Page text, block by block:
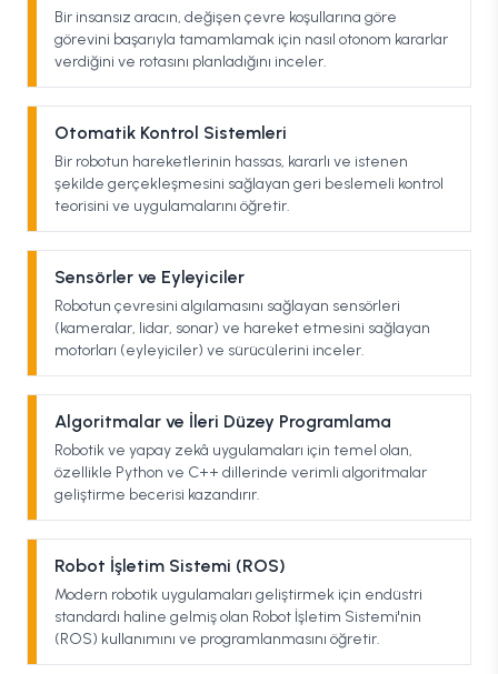
Bir insansız aracın, değişen çevre koşullarına göre
görevini başarıyla tamamlamak için nasıl otonom kararlar
verdiğini ve rotasını planladığını inceler.
Otomatik Kontrol Sistemleri
Bir robotun hareketlerinin hassas, kararlı ve istenen
şekilde gerçekleşmesini sağlayan geri beslemeli kontrol
teorisini ve uygulamalarını öğretir.
Sensörler ve Eyleyiciler
Robotun çevresini algılamasını sağlayan sensörleri
(kameralar, lidar, sonar) ve hareket etmesini sağlayan
motorları (eyleyiciler) ve sürücülerini inceler.
Algoritmalar ve İleri Düzey Programlama
Robotik ve yapay zekâ uygulamaları için temel olan,
özellikle Python ve C++ dillerinde verimli algoritmalar
geliştirme becerisi kazandırır.
Robot İşletim Sistemi (ROS)
Modern robotik uygulamaları geliştirmek için endüstri
standardı haline gelmiş olan Robot İşletim Sistemi'nin
(ROS) kullanımını ve programlanmasını öğretir.